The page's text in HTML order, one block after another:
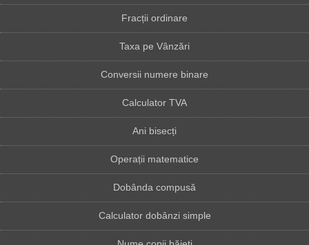
Fracții ordinare
Taxa pe Vânzări
Conversii numere binare
Calculator TVA
Ani bisecți
Operații matematice
Dobânda compusă
Calculator dobânzi simple